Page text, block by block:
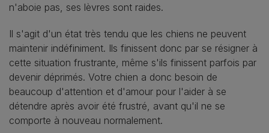
n'aboie pas, ses lèvres sont raides.
Il s'agit d'un état très tendu que les chiens ne peuvent
maintenir indéfiniment. Ils finissent donc par se résigner à
cette situation frustrante, même s'ils finissent parfois par
devenir déprimés. Votre chien a donc besoin de
beaucoup d'attention et d'amour pour l'aider à se
détendre après avoir été frustré, avant qu'il ne se
comporte à nouveau normalement.